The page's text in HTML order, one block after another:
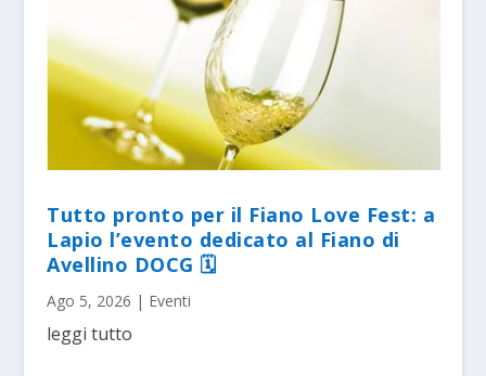
Tutto pronto per il Fiano Love Fest: a
Lapio l’evento dedicato al Fiano di
Avellino DOCG 🗓
Ago 5, 2026 | Eventi
leggi tutto